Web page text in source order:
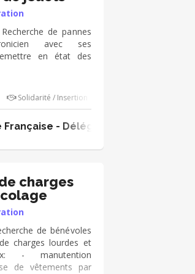
de pannes
avec ses
en état des
Solidarité / Insertion
Française - Délégation Territoriale
charges
de bénévoles
charges lourdes et
- manutention
de vêtements par